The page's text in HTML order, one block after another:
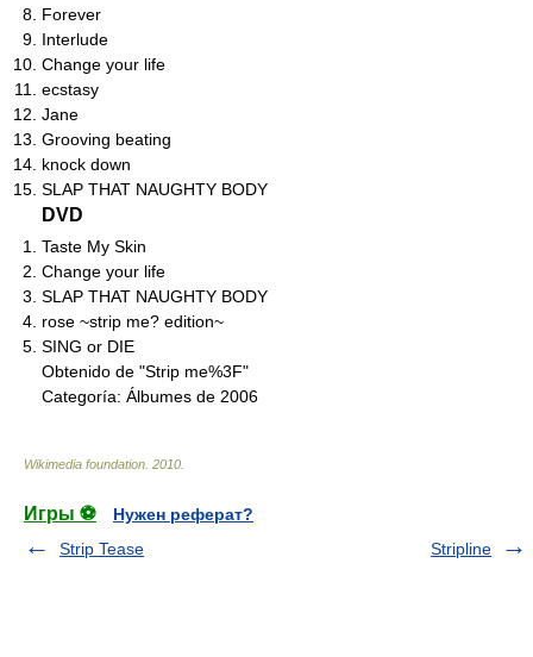
Forever
Interlude
Change your life
ecstasy
Jane
Grooving beating
knock down
SLAP THAT NAUGHTY BODY
DVD
Taste My Skin
Change your life
SLAP THAT NAUGHTY BODY
rose ~strip me? edition~
SING or DIE
Obtenido de "Strip me%3F"
Categoría: Álbumes de 2006
Wikimedia foundation 2010
Игры ⚽
Нужен реферат?
Strip Tease
Stripline